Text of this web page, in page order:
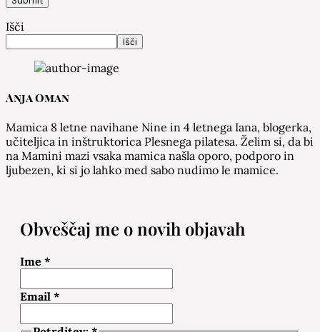
Išči
Išči
Anja Oman
Mamica 8 letne navihane Nine in 4 letnega Iana, blogerka,
učiteljica in inštruktorica Plesnega pilatesa. Želim si, da bi
na Mamini mazi vsaka mamica našla oporo, podporo in
ljubezen, ki si jo lahko med sabo nudimo le mamice.
Obveščaj me o novih objavah
Ime *
Email *